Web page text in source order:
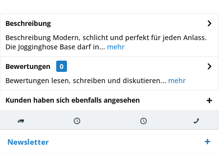
Beschreibung
Beschreibung Modern, schlicht und perfekt für jeden Anlass.
Die Jogginghose Base darf in... mehr
Bewertungen
0
Bewertungen lesen, schreiben und diskutieren... mehr
Kunden haben sich ebenfalls angesehen
Kostenloser
Versand ab €
250,-
Versand innerhalb von Versand von So erreichen
Sie uns 0160
970 511 90
Newsletter